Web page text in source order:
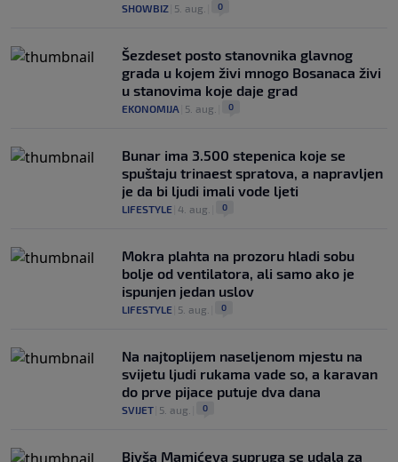
SHOWBIZ 5. aug. 0
Šezdeset posto stanovnika glavnog
grada u kojem živi mnogo Bosanaca živi
u stanovima koje daje grad
EKONOMIJA 5. aug. 0
Bunar imа 3.500 stepenica koje se
spuštaju trinaest spratova, a napravljen
je da bi ljudi imali vode ljeti
LIFESTYLE 4. aug. 0
Mokra plahta na prozoru hladi sobu
bolje od ventilatora, ali samo ako je
ispunjen jedan uslov
LIFESTYLE 5. aug. 0
Na najtoplijem naseljenom mjestu na
svijetu ljudi rukama vade so, a karavan
do prve pijace putuje dva dana
SVIJET 5. aug. 0
Bivša Mamićeva supruga se udala za